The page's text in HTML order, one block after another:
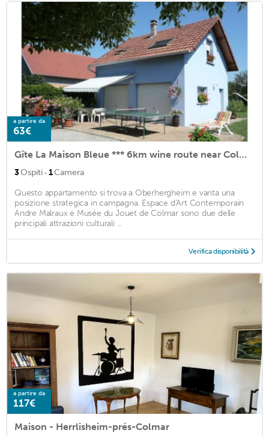
a partire da
63€
Gîte La Maison Bleue *** 6km wine route near Colmar secure courtyard garden
3Ospiti · 1Camera
Questo appartamento si trova a Oberhergheim e vanta una
posizione strategica in campagna. Espace d'Art Contemporain
Andre Malraux e Musée du Jouet de Colmar sono due delle
principali attrazioni culturali ...
Verifica disponibilità
a partire da
117€
Maison - Herrlisheim-prés-Colmar